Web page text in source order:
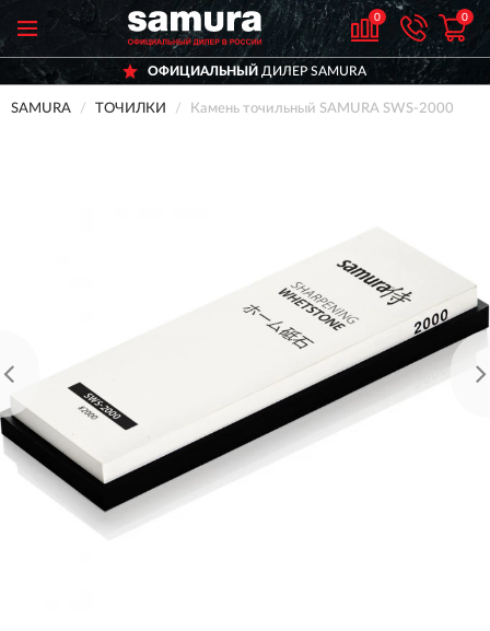
0 0
ОФИЦИАЛЬНЫЙДИЛЕР SAMURA
SAMURA ТОЧИЛКИ Камень точильный SAMURA SWS-2000